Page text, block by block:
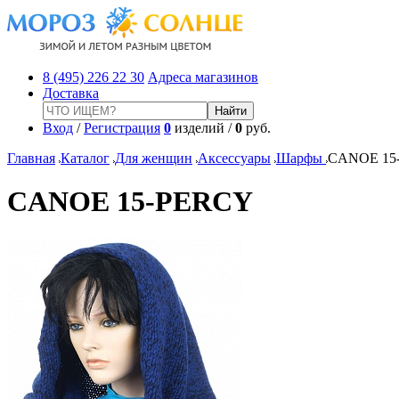
8 (495) 226 22 30 Адреса магазинов
Доставка
Вход /Регистрация 0 изделий /0 руб.
Главная Каталог Для женщин Аксессуары Шарфы CANOE
CANOE 15-PERCY